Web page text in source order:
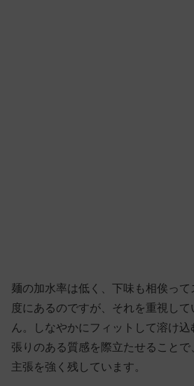
麺の加水率は低く、下味も相俟っ
度にあるのですが、それを重視し
ん。しなやかにフィットして溶け
張りのある質感を際立たせること
主張を強く残しています。